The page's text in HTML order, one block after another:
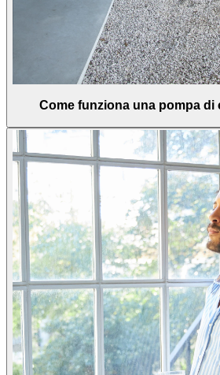
Come funziona una pompa di